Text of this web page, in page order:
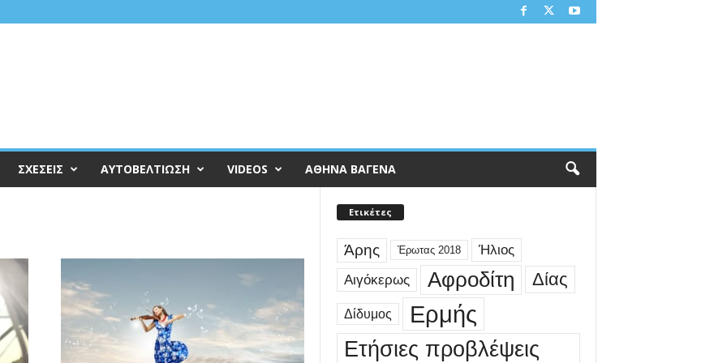
ΣΧΕΣΕΙΣ ΑΥΤΟΒΕΛΤΙΩΣΗ VIDEOS ΑΘΗΝΑ ΒΑΓΕΝΑ
Ετικέτες
Άρης Έρωτας 2018
Ήλιος
Αιγόκερως
Αφροδίτη Δίας
Δίδυμος Ερμής
Ετήσιες προβλέψεις